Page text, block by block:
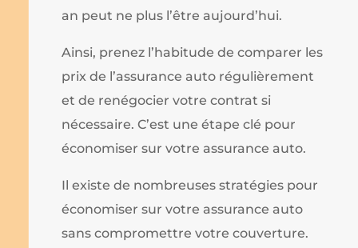
an peut ne plus l’être aujourd’hui.
Ainsi, prenez l’habitude de comparer les
prix de l’assurance auto régulièrement
et de renégocier votre contrat si
nécessaire. C’est une étape clé pour
économiser sur votre assurance auto.
Il existe de nombreuses stratégies pour
économiser sur votre assurance auto
sans compromettre votre couverture.